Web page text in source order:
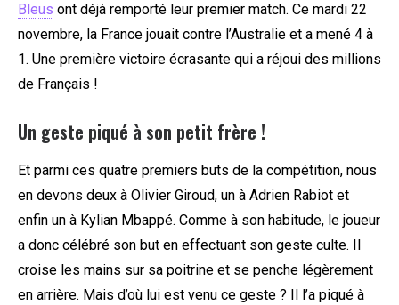
Bleus ont déjà remporté leur premier match. Ce mardi 22
novembre, la France jouait contre l’Australie et a mené 4 à
1. Une première victoire écrasante qui a réjoui des millions
de Français !
Un geste piqué à son petit frère !
Et parmi ces quatre premiers buts de la compétition, nous
en devons deux à Olivier Giroud, un à Adrien Rabiot et
enfin un à Kylian Mbappé. Comme à son habitude, le joueur
a donc célébré son but en effectuant son geste culte. Il
croise les mains sur sa poitrine et se penche légèrement
en arrière. Mais d’où lui est venu ce geste ? Il l’a piqué à